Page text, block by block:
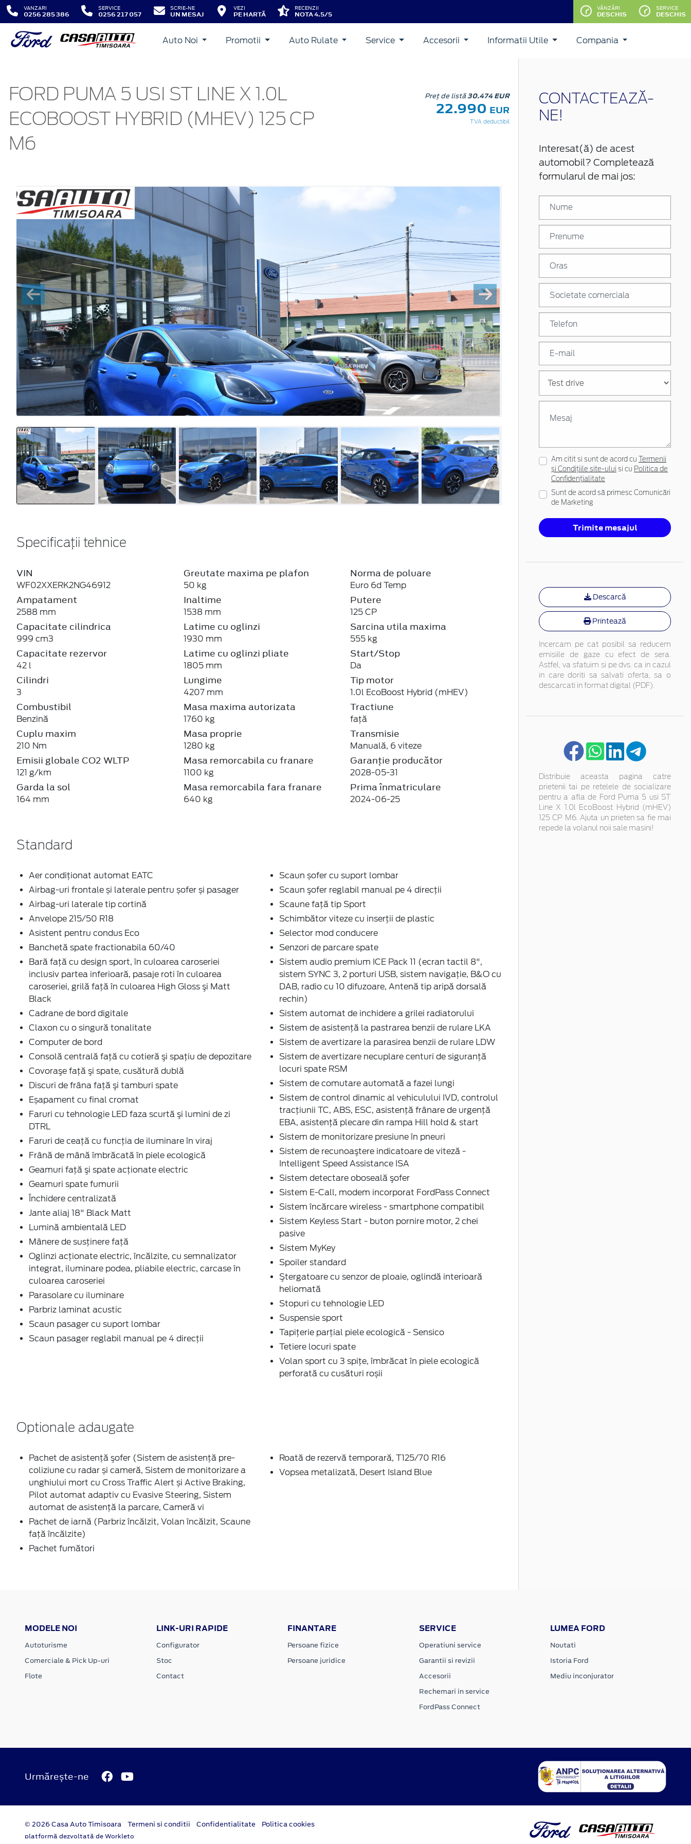
VANZARI
0256 285 386
SERVICE
0256 217 057
SCRIE-NE
UN MESAJ
VEZI
PE HARTĂ
RECENZII
NOTA 4.5/5
VÂNZĂRI
DESCHIS
SERVICE
DESCHIS
Auto Noi Promotii Auto Rulate Service Accesorii Informatii Utile Compania
FORD PUMA 5 USI ST LINE X 1.0L
ECOBOOST HYBRID (MHEV) 125 CP
M6
Preț de listă30.474 EUR
22.990 EUR
TVA deductibil
Specificații tehnice
VIN
WF02XXERK2NG46912
Ampatament
2588 mm
Capacitate cilindrica
999 cm3
Capacitate rezervor
42 l
Cilindri
3
Combustibil
Benzină
Cuplu maxim
210 Nm
Emisii globale CO2 WLTP
121 g/km
Garda la sol
164 mm
Greutate maxima pe plafon
50 kg
Inaltime
1538 mm
Latime cu oglinzi
1930 mm
Latime cu oglinzi pliate
1805 mm
Lungime
4207 mm
Masa maxima autorizata
1760 kg
Masa proprie
1280 kg
Masa remorcabila cu franare
1100 kg
Masa remorcabila fara franare
640 kg
Norma de poluare
Euro 6d Temp
Putere
125 CP
Sarcina utila maxima
555 kg
Start/Stop
Da
Tip motor
1.0l EcoBoost Hybrid (mHEV)
Tractiune
faţă
Transmisie
Manuală, 6 viteze
Garanție producător
2028-05-31
Prima înmatriculare
2024-06-25
Standard
Aer condiţionat automat EATC
Airbag-uri frontale și laterale pentru șofer și pasager
Airbag-uri laterale tip cortină
Anvelope 215/50 R18
Asistent pentru condus Eco
Banchetă spate fractionabila 60/40
Bară faţă cu design sport, în culoarea caroseriei
inclusiv partea inferioară, pasaje roti în culoarea
caroseriei, grilă faţă în culoarea High Gloss şi Matt
Black
Cadrane de bord digitale
Claxon cu o singură tonalitate
Computer de bord
Consolă centrală față cu cotieră şi spaţiu de depozitare
Covoraşe faţă şi spate, cusătură dublă
Discuri de frâna faţă şi tamburi spate
Eșapament cu final cromat
Faruri cu tehnologie LED faza scurtă şi lumini de zi
DTRL
Faruri de ceaţă cu funcţia de iluminare în viraj
Frână de mână îmbrăcată în piele ecologică
Geamuri faţă şi spate acţionate electric
Geamuri spate fumurii
Închidere centralizată
Jante aliaj 18" Black Matt
Lumină ambientală LED
Mânere de susţinere faţă
Oglinzi acţionate electric, încălzite, cu semnalizator
integrat, iluminare podea, pliabile electric, carcase în
culoarea caroseriei
Parasolare cu iluminare
Parbriz laminat acustic
Scaun pasager cu suport lombar
Scaun pasager reglabil manual pe 4 direcții
Scaun șofer cu suport lombar
Scaun şofer reglabil manual pe 4 direcții
Scaune faţă tip Sport
Schimbător viteze cu inserţii de plastic
Selector mod conducere
Senzori de parcare spate
Sistem audio premium ICE Pack 11 (ecran tactil 8",
sistem SYNC 3, 2 porturi USB, sistem navigaţie, B&O cu
DAB, radio cu 10 difuzoare, Antenă tip aripă dorsală
rechin)
Sistem automat de inchidere a grilei radiatorului
Sistem de asistenţă la pastrarea benzii de rulare LKA
Sistem de avertizare la parasirea benzii de rulare LDW
Sistem de avertizare necuplare centuri de siguranță
locuri spate RSM
Sistem de comutare automată a fazei lungi
Sistem de control dinamic al vehiculului IVD, controlul
tracțiunii TC, ABS, ESC, asistență frânare de urgență
EBA, asistență plecare din rampa Hill hold & start
Sistem de monitorizare presiune în pneuri
Sistem de recunoaştere indicatoare de viteză -
Intelligent Speed Assistance ISA
Sistem detectare oboseală şofer
Sistem E-Call, modem incorporat FordPass Connect
Sistem încărcare wireless - smartphone compatibil
Sistem Keyless Start - buton pornire motor, 2 chei
pasive
Sistem MyKey
Spoiler standard
Ştergatoare cu senzor de ploaie, oglindă interioară
heliomată
Stopuri cu tehnologie LED
Suspensie sport
Tapiţerie parţial piele ecologică - Sensico
Tetiere locuri spate
Volan sport cu 3 spițe, îmbrăcat în piele ecologică
perforată cu cusături roșii
Optionale adaugate
Pachet de asistenţă şofer (Sistem de asistenţă pre-
coliziune cu radar și cameră, Sistem de monitorizare a
unghiului mort cu Cross Traffic Alert și Active Braking,
Pilot automat adaptiv cu Evasive Steering, Sistem
automat de asistență la parcare, Cameră vi
Pachet de iarnă (Parbriz încălzit, Volan încălzit, Scaune
faţă încălzite)
Pachet fumători
Roată de rezervă temporară, T125/70 R16
Vopsea metalizată, Desert Island Blue
CONTACTEAZĂ-
NE!
Interesat(ă) de acest
automobil? Completează
formularul de mai jos:
Am citit si sunt de acord cu
Termenii
și Condițiile site-ului si cu Politica de
Confidențialitate
Sunt de acord să primesc Comunicări
de Marketing
Trimite mesajul
Descarcă
Printează
Incercam pe cat posibil sa reducem
emisiile de gaze cu efect de sera.
Astfel, va sfatuim si pe dvs. ca in cazul
in care doriti sa salvati oferta, sa o
descarcati in format digital (PDF).
Distribuie aceasta pagina catre
prietenii tai pe retelele de socializare
pentru a afla de Ford Puma 5 usi ST
Line X 1.0l EcoBoost Hybrid (mHEV)
125 CP M6. Ajuta un prieten sa fie mai
repede la volanul noii sale masini!
MODELE NOI
Autoturisme
Comerciale & Pick Up-uri
Flote
LINK-URI RAPIDE
Configurator
Stoc
Contact
FINANTARE
Persoane fizice
Persoane juridice
SERVICE
Operatiuni service
Garantii si revizii
Accesorii
Rechemari in service
FordPass Connect
LUMEA FORD
Noutati
Istoria Ford
Mediu inconjurator
Urmărește-ne
© 2026 Casa Auto Timisoara Termeni si conditii Confidentialitate Politica cookies
platformă dezvoltată de Workleto